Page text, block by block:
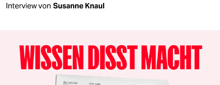
Interview von Susanne Knaul